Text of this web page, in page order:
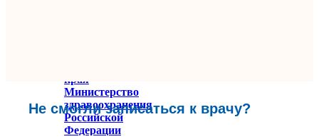
Не смогли записаться к врачу?
края
Министерство
здравоохранения
Российской
Федерации